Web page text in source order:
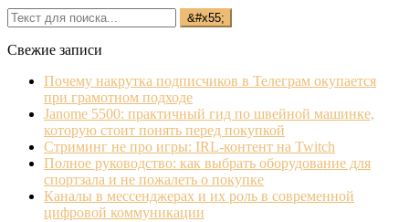
Свежие записи
Почему накрутка подписчиков в Телеграм окупается
при грамотном подходе
Janome 5500: практичный гид по швейной машинке,
которую стоит понять перед покупкой
Стриминг не про игры: IRL‐контент на Twitch
Полное руководство: как выбрать оборудование для
спортзала и не пожалеть о покупке
Каналы в мессенджерах и их роль в современной
цифровой коммуникации